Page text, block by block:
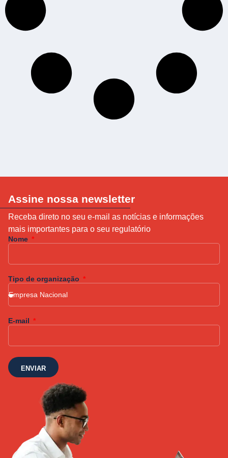
Assine nossa newsletter
Receba direto no seu e-mail as notícias e informações
mais importantes para o seu regulatório
Nome
Tipo de organização
E-mail
ENVIAR